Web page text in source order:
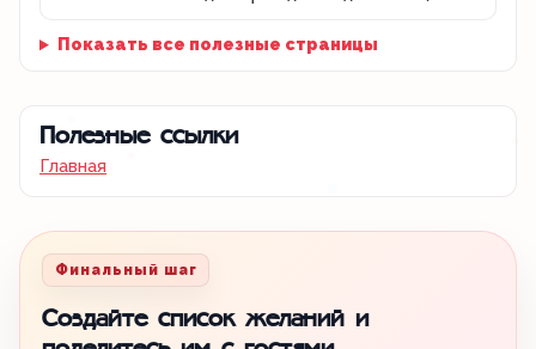
Показать все полезные страницы
Полезные ссылки
Главная
Финальный шаг
Создайте список желаний и